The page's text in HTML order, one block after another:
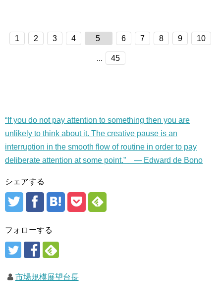
1 2 3 4 5 6 7 8 9 10
... 45
“If you do not pay attention to something then you are
unlikely to think about it. The creative pause is an
interruption in the smooth flow of routine in order to pay
deliberate attention at some point.” — Edward de Bono
シェアする
フォローする
市場規模展望台長